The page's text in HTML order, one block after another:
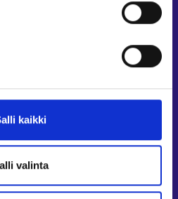
kaikki
valinta
-osioiden ohjeet